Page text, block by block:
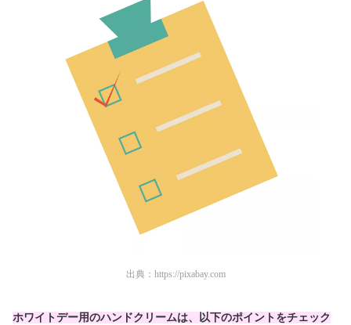
出典： https://pixabay.com
ホワイトデー用のハンドクリームは、以下のポイントをチェック